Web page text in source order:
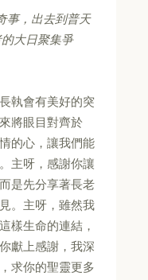
事，出去到普天
大日聚集爭
執會有美好的突
將眼目對齊於
的心，讓我們能
主呀，感謝你讓
是先分享著長老
。主呀，雖然我
樣生命的連結，
獻上感謝，我深
求你的聖靈更多